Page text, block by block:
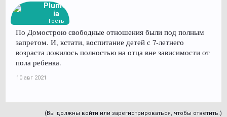
Plumer
ia
Гость
По Домострою свободные отношения были под полным
запретом. И, кстати, воспитание детей с 7-летнего
возраста ложилось полностью на отца вне зависимости от
пола ребенка.
10 авг 2021
(Вы должны войти или зарегистрироваться, чтобы ответить.)